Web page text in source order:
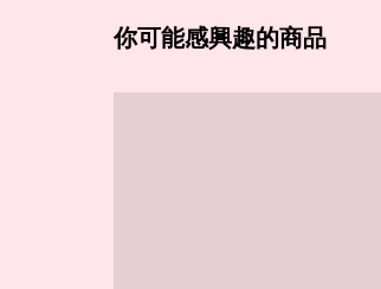
你可能感興趣的商品